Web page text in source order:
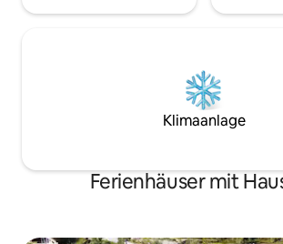
Klimaanlage
Ferienhäuser mit